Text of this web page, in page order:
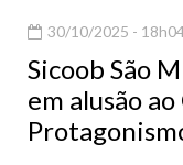
30/10/2025 -
Sicoob São
em alusão